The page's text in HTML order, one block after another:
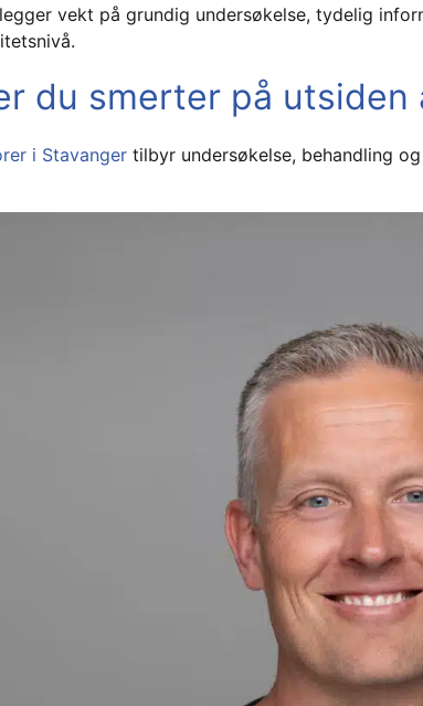
vekt på grundig undersøkelse, tydelig
du smerter på utsiden
i Stavangertilbyr undersøkelse, behandling